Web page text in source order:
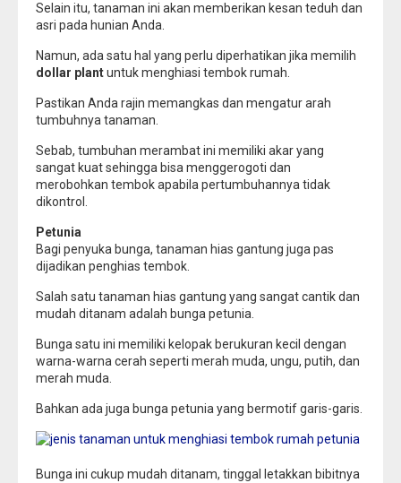
Selain itu, tanaman ini akan memberikan kesan teduh dan
asri pada hunian Anda.
Namun, ada satu hal yang perlu diperhatikan jika memilih
dollar plantuntuk menghiasi tembok rumah.
Pastikan Anda rajin memangkas dan mengatur arah
tumbuhnya tanaman.
Sebab, tumbuhan merambat ini memiliki akar yang
sangat kuat sehingga bisa menggerogoti dan
merobohkan tembok apabila pertumbuhannya tidak
dikontrol.
Petunia
Bagi penyuka bunga, tanaman hias gantung juga pas
dijadikan penghias tembok.
Salah satu tanaman hias gantung yang sangat cantik dan
mudah ditanam adalah bunga petunia.
Bunga satu ini memiliki kelopak berukuran kecil dengan
warna-warna cerah seperti merah muda, ungu, putih, dan
merah muda.
Bahkan ada juga bunga petunia yang bermotif garis-garis.
Bunga ini cukup mudah ditanam, tinggal letakkan bibitnya